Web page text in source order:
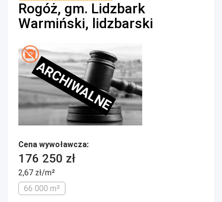
Rogóż, gm. Lidzbark
Warmiński, lidzbarski
ARCHIWALNE
Cena wywoławcza:
176 250 zł
2,67 zł/m²
66 000 m²